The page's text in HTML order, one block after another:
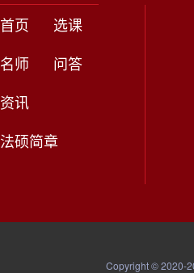
首页
选课
名师
问答
资讯
法硕简章
Copyright © 2020-